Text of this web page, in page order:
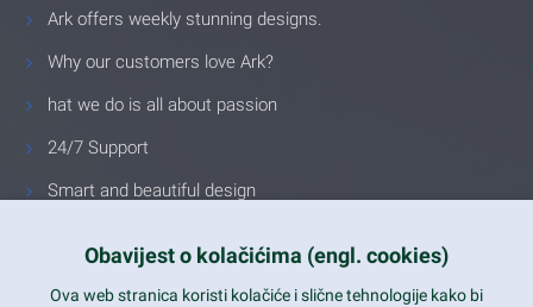
Ark offers weekly stunning designs.
Why our customers love Ark?
hat we do is all about passion
24/7 Support
Smart and beautiful design
Obavijest o kolačićima (engl. cookies)
Ova web stranica koristi kolačiće i slične tehnologije kako bi